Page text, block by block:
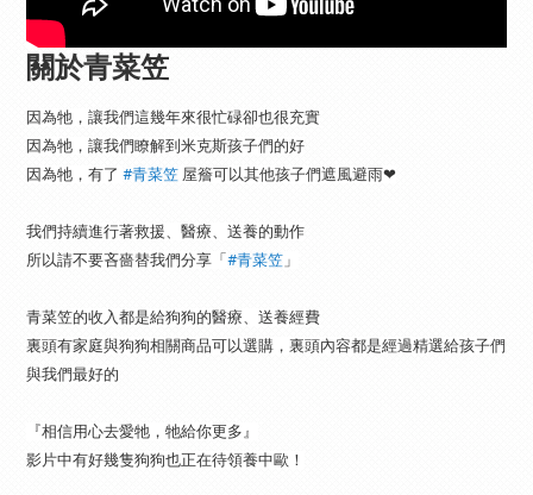
關於青菜笠
因為牠，讓我們這幾年來很忙碌卻也很充實
因為牠，讓我們瞭解到米克斯孩子們的好
因為牠，有了 #青菜笠 屋簷可以其他孩子們遮風避雨❤
我們持續進行著救援、醫療、送養的動作
所以請不要吝嗇替我們分享「 #青菜笠 」
青菜笠的收入都是給狗狗的醫療、送養經費
裏頭有家庭與狗狗相關商品可以選購，裏頭內容都是經過精選給孩子們
與我們最好的
『相信用心去愛牠，牠給你更多』
影片中有好幾隻狗狗也正在待領養中歐！